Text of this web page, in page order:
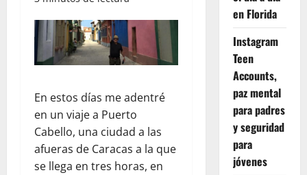
En estos días me adentré
en un viaje a Puerto
Cabello, una ciudad a las
afueras de Caracas a la que
se llega en tres horas, en
en Florida
Instagram
Teen
Accounts,
paz mental
para padres
y seguridad
para
jóvenes